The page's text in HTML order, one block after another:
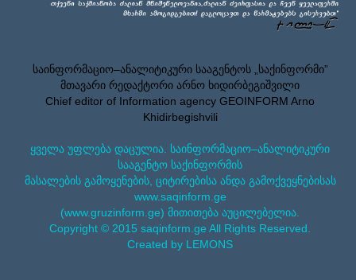
საინფორმაციო–ანალიტიკური სააგენტოს „საქინფორმი”
მთავარი რედაქტორი არნო ხიდირბეგიშვილი
Chief editor of Information agency GEOINFORM Arno
Khidirbegishvili
ყველა უფლება დაცულია. საინფორმაციო–ანალიტიკური
სააგენტო საქინფორმის
მასალების გამოყენების, ციტირებისა ანდა გამოქვეყნებისას
www.saqinform.ge
(www.gruzinform.ge) მითითება აუცილებელია.
Copyright © 2015 saqinform.ge All Rights Reserved.
Created by LEMONS